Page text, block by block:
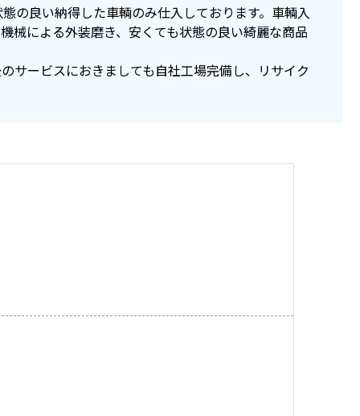
の良い納得した車輌のみ仕入しております。車輌入
械による外装磨き、安くても状態の良い綺麗な商品
サービスにおきましても自社工場完備し、リサイク